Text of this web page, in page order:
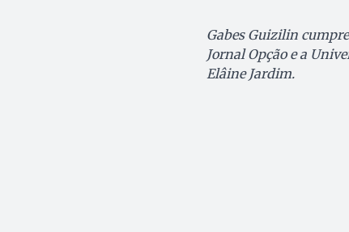
Gabes Guizilin
Jornal Opção e a
Elâine Jardim.